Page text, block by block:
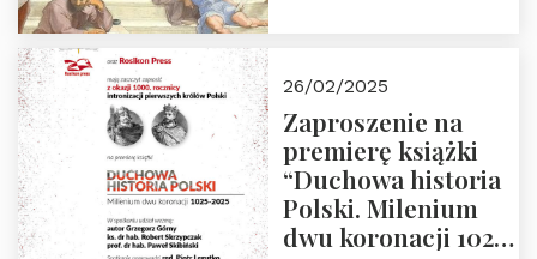
26/02/2025
Zaproszenie na
premierę książki
“Duchowa historia
Polski. Milenium
dwu koronacji 1025-